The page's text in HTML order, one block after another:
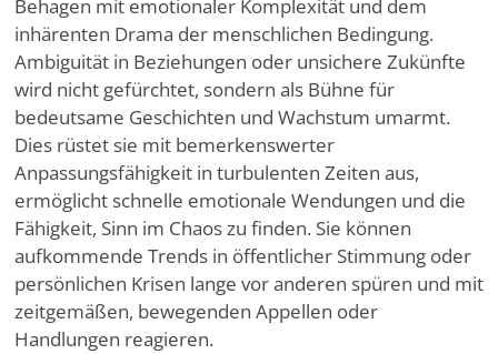
Behagen mit emotionaler Komplexität und dem
inhärenten Drama der menschlichen Bedingung.
Ambiguität in Beziehungen oder unsichere Zukünfte
wird nicht gefürchtet, sondern als Bühne für
bedeutsame Geschichten und Wachstum umarmt.
Dies rüstet sie mit bemerkenswerter
Anpassungsfähigkeit in turbulenten Zeiten aus,
ermöglicht schnelle emotionale Wendungen und die
Fähigkeit, Sinn im Chaos zu finden. Sie können
aufkommende Trends in öffentlicher Stimmung oder
persönlichen Krisen lange vor anderen spüren und mit
zeitgemäßen, bewegenden Appellen oder
Handlungen reagieren.